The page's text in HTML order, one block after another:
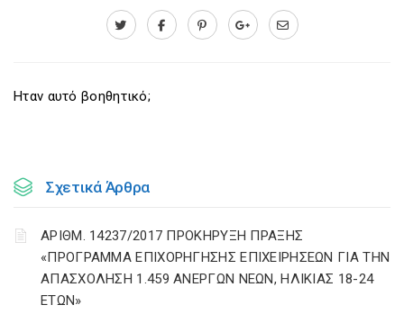
Ηταν αυτό βοηθητικό;
Σχετικά Άρθρα
ΑΡΙΘΜ. 14237/2017 ΠΡΟΚΗΡΥΞΗ ΠΡΑΞΗΣ
«ΠΡΟΓΡΑΜΜΑ ΕΠΙΧΟΡΗΓΗΣΗΣ ΕΠΙΧΕΙΡΗΣΕΩΝ ΓΙΑ ΤΗΝ
ΑΠΑΣΧΟΛΗΣΗ 1.459 ΑΝΕΡΓΩΝ ΝΕΩΝ, ΗΛΙΚΙΑΣ 18-24
ΕΤΩΝ»